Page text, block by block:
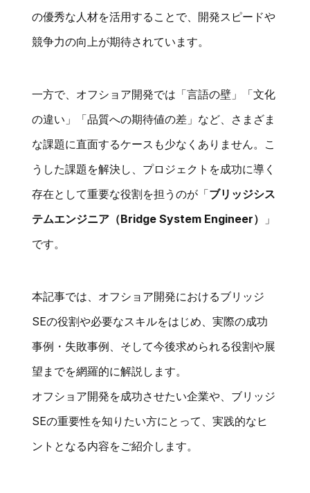
の優秀な人材を活用することで、開発スピードや
競争力の向上が期待されています。
一方で、オフショア開発では「言語の壁」「文化
の違い」「品質への期待値の差」など、さまざま
な課題に直面するケースも少なくありません。こ
うした課題を解決し、プロジェクトを成功に導く
存在として重要な役割を担うのが「ブリッジシス
テムエンジニア（Bridge System Engineer）
」
です。
本記事では、オフショア開発におけるブリッジ
SEの役割や必要なスキルをはじめ、実際の成功
事例・失敗事例、そして今後求められる役割や展
望までを網羅的に解説します。
オフショア開発を成功させたい企業や、ブリッジ
SEの重要性を知りたい方にとって、実践的なヒ
ントとなる内容をご紹介します。